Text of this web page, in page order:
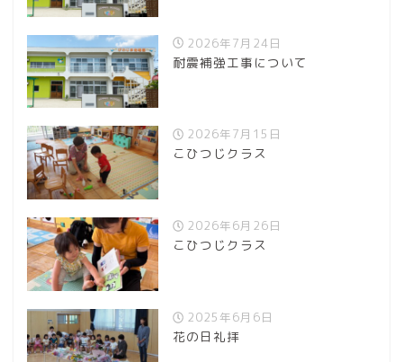
2026年7月24日
耐震補強工事について
2026年7月15日
こひつじクラス
2026年6月26日
こひつじクラス
2025年6月6日
花の日礼拝